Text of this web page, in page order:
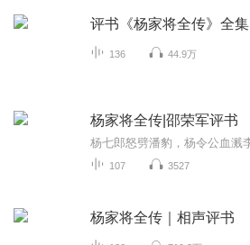
评书《杨家将全传》全集
136 44.9万
杨家将全传|邵荣军评书
107 3527
杨家将全传｜相声评书